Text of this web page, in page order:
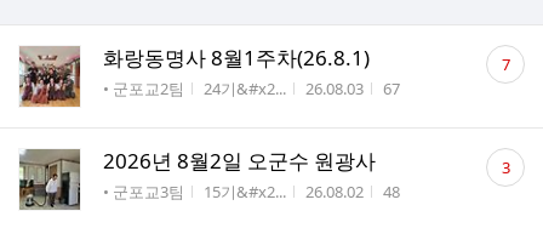
화랑동명사 8월1주차(26.8.1)
게시판명
• 군포교2팀 작성자
24기&#x2... 작성시간
26.08.03 조회수
67
댓
글 7
2026년 8월2일 오군수 원광사
게시판명
• 군포교3팀 작성자
15기&#x2... 작성시간
26.08.02 조회수
48
댓
글 3